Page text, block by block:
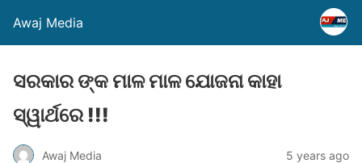
Awaj Media
ସରକାର ଙ୍କ ମାଳ ମାଳ ଯୋଜନା କାହା
ସ୍ୱାର୍ଥରେ !!!
Awaj Media 5 years ago